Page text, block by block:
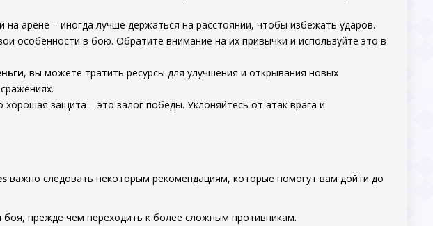
на арене – иногда лучше держаться на расстоянии, чтобы избежать ударов.
особенности в бою. Обратите внимание на их привычки и используйте это в
, вы можете тратить ресурсы для улучшения и открывания новых
хорошая защита – это залог победы. Уклоняйтесь от атак врага и
важно следовать некоторым рекомендациям, которые помогут вам дойти до
прежде чем переходить к более сложным противникам.